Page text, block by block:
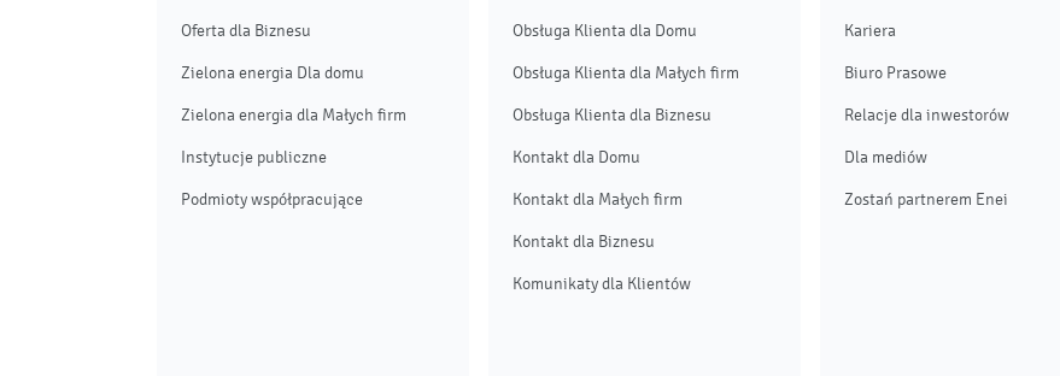
Oferta dla Biznesu
Zielona energia Dla domu
Zielona energia dla Małych firm
Instytucje publiczne
Podmioty współpracujące
Obsługa Klienta dla Domu
Obsługa Klienta dla Małych firm
Obsługa Klienta dla Biznesu
Kontakt dla Domu
Kontakt dla Małych firm
Kontakt dla Biznesu
Komunikaty dla Klientów
Kariera
Biuro Prasowe
Relacje dla inwestorów
Dla mediów
Zostań partnerem Enei